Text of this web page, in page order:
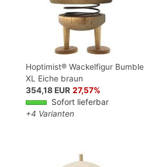
Hoptimist® Wackelfigur Bumble
XL Eiche braun
354,18 EUR 27,57%
Sofort lieferbar
+4 Varianten